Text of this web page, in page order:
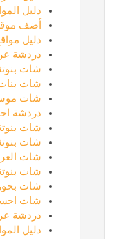
دليل
أضف
دليل
دردشة
شات
شات
شات
دردشة
شات
شات
شات
شات
شات
شات
دردشة
دليل